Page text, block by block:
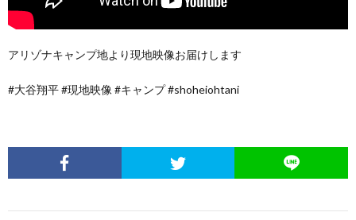
アリゾナキャンプ地より現地映像お届けします
#大谷翔平 #現地映像 #キャンプ #shoheiohtani